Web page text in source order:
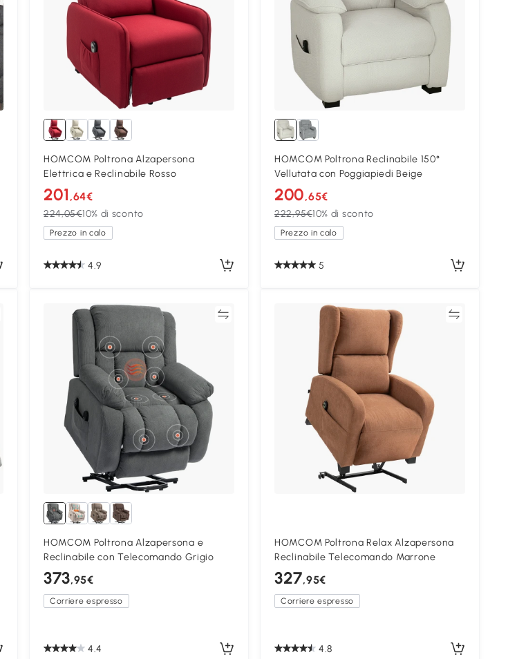
HOMCOM Poltrona Alzapersona
Elettrica e Reclinabile Rosso
201 ,64€
224,05€10% di sconto
Prezzo in calo
4.9
HOMCOM Poltrona Reclinabile 150°
Vellutata con Poggiapiedi Beige
200,65€
222,95€10% di sconto
Prezzo in calo
5
Confronta
HOMCOM Poltrona Alzapersona e
Reclinabile con Telecomando Grigio
373,95€
Corriere espresso
4.4
Confronta
HOMCOM Poltrona Relax Alzapersona
Reclinabile Telecomando Marrone
327,95€
Corriere espresso
4.8